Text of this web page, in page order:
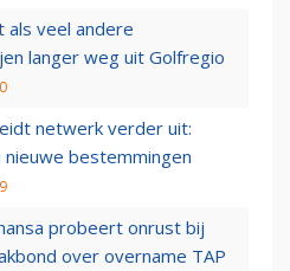
als veel andere
langer weg uit Golfregio
netwerk verder uit:
bestemmingen
probeert onrust bij
over overname TAP